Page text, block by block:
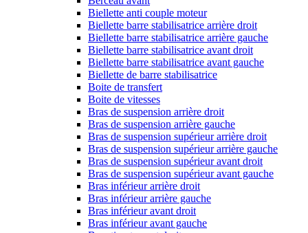
Biellette anti couple moteur
Biellette barre stabilisatrice arrière droit
Biellette barre stabilisatrice arrière gauche
Biellette barre stabilisatrice avant droit
Biellette barre stabilisatrice avant gauche
Biellette de barre stabilisatrice
Boite de transfert
Boite de vitesses
Bras de suspension arrière droit
Bras de suspension arrière gauche
Bras de suspension supérieur arrière droit
Bras de suspension supérieur arrière gauche
Bras de suspension supérieur avant droit
Bras de suspension supérieur avant gauche
Bras inférieur arrière droit
Bras inférieur arrière gauche
Bras inférieur avant droit
Bras inférieur avant gauche